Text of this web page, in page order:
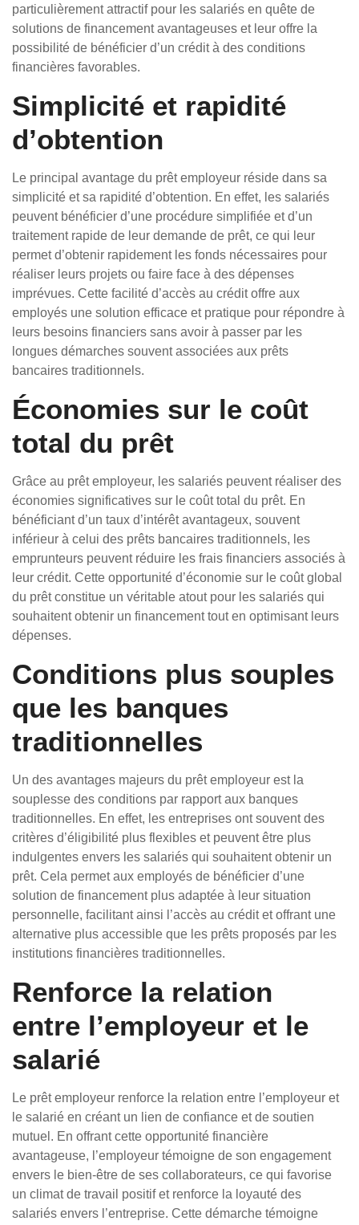
particulièrement attractif pour les salariés en quête de
solutions de financement avantageuses et leur offre la
possibilité de bénéficier d’un crédit à des conditions
financières favorables.
Simplicité et rapidité
d’obtention
Le principal avantage du prêt employeur réside dans sa
simplicité et sa rapidité d’obtention. En effet, les salariés
peuvent bénéficier d’une procédure simplifiée et d’un
traitement rapide de leur demande de prêt, ce qui leur
permet d’obtenir rapidement les fonds nécessaires pour
réaliser leurs projets ou faire face à des dépenses
imprévues. Cette facilité d’accès au crédit offre aux
employés une solution efficace et pratique pour répondre à
leurs besoins financiers sans avoir à passer par les
longues démarches souvent associées aux prêts
bancaires traditionnels.
Économies sur le coût
total du prêt
Grâce au prêt employeur, les salariés peuvent réaliser des
économies significatives sur le coût total du prêt. En
bénéficiant d’un taux d’intérêt avantageux, souvent
inférieur à celui des prêts bancaires traditionnels, les
emprunteurs peuvent réduire les frais financiers associés à
leur crédit. Cette opportunité d’économie sur le coût global
du prêt constitue un véritable atout pour les salariés qui
souhaitent obtenir un financement tout en optimisant leurs
dépenses.
Conditions plus souples
que les banques
traditionnelles
Un des avantages majeurs du prêt employeur est la
souplesse des conditions par rapport aux banques
traditionnelles. En effet, les entreprises ont souvent des
critères d’éligibilité plus flexibles et peuvent être plus
indulgentes envers les salariés qui souhaitent obtenir un
prêt. Cela permet aux employés de bénéficier d’une
solution de financement plus adaptée à leur situation
personnelle, facilitant ainsi l’accès au crédit et offrant une
alternative plus accessible que les prêts proposés par les
institutions financières traditionnelles.
Renforce la relation
entre l’employeur et le
salarié
Le prêt employeur renforce la relation entre l’employeur et
le salarié en créant un lien de confiance et de soutien
mutuel. En offrant cette opportunité financière
avantageuse, l’employeur témoigne de son engagement
envers le bien-être de ses collaborateurs, ce qui favorise
un climat de travail positif et renforce la loyauté des
salariés envers l’entreprise. Cette démarche témoigne